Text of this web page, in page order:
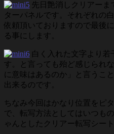
先日艶消しクリアーま
ターパネルです。それぞれの
依頼頂いておりますので最後
る事にします。
白く入れた文字より若
す。と言っても殆ど感じられ
に意味はあるのか」と言うこ
出来るのです。
ちなみ今回はかなり位置をピ
で、転写方法としてはいつも
ゃんとしたクリアー転写シー